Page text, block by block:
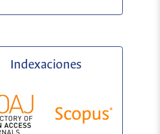
Indexaciones